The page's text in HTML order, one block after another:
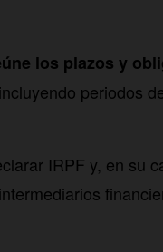
los plazos y
periodos
IRPF y, en su